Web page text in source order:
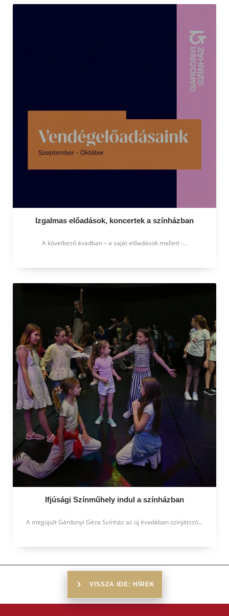
Izgalmas előadások, koncertek a színházban
A következő évadban – a saját előadások mellett -...
Ifjúsági Színműhely indul a színházban
A megújult Gárdonyi Géza Színház az új évadában színjátszó...
VISSZA IDE: HÍREK